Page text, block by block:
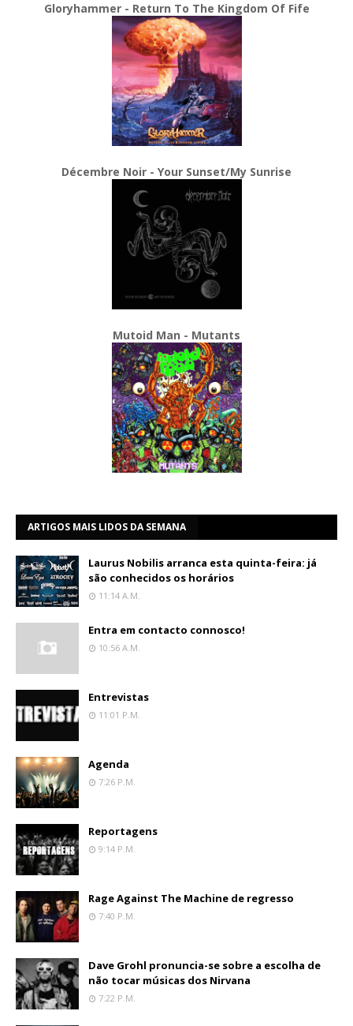
Gloryhammer - Return To The Kingdom Of Fife
Décembre Noir - Your Sunset/My Sunrise
Mutoid Man - Mutants
ARTIGOS MAIS LIDOS DA SEMANA
Laurus Nobilis arranca esta quinta-feira: já
são conhecidos os horários
11:14 A.m.
Entra em contacto connosco!
10:56 A.m.
Entrevistas
11:01 P.m.
Agenda
7:26 P.m.
Reportagens
9:14 P.m.
Rage Against The Machine de regresso
7:40 P.m.
Dave Grohl pronuncia-se sobre a escolha de
não tocar músicas dos Nirvana
7:22 P.m.